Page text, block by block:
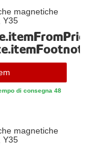
magnetiche
Y35
di consegna 48
magnetiche
Y35